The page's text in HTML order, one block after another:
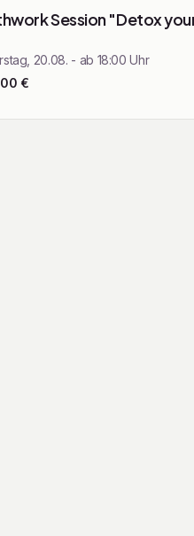
Kurse &
Session "Detox
20.08. - ab 18:00 Uhr
€